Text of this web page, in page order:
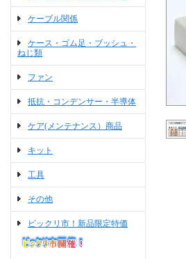
ケーブル関係
ケース・ゴム足・ブッシュ・
ねじ類
ファン
抵抗・コンデンサー・半導体
ケア(メンテナンス）商品
キット
工具
その他
ビックリ市！新品限定特価